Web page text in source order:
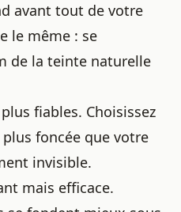
avant tout de votre
le même : se
de la teinte naturelle
fiables. Choisissez
foncée que votre
invisible.
mais efficace.